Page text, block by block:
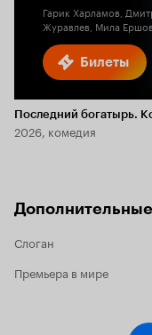
Билеты
Гарик Харламов,
Журавлев, Мила
Последний богатырь.
2026, комедия
Слоган
Премьера в мире